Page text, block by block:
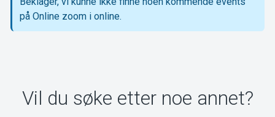
Om Tickster
på Online zoom i online.
Vil du søke etter noe annet?